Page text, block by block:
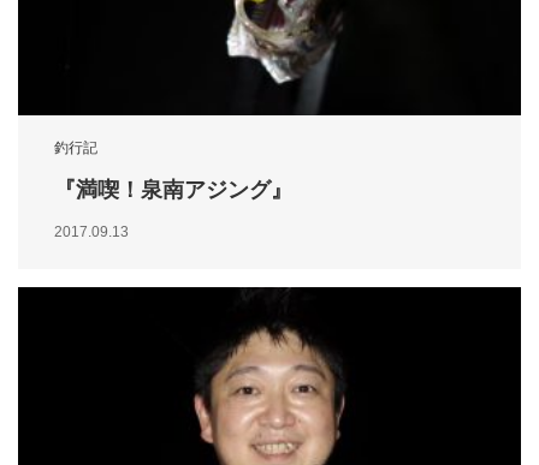
釣行記
『満喫！泉南アジング』
2017.09.13